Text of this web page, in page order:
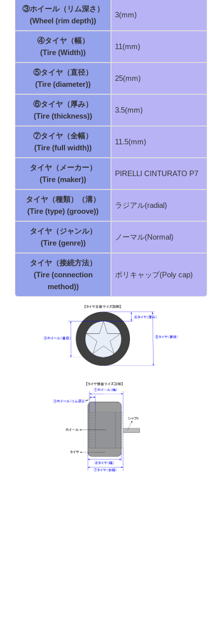
③ホイール（リム深さ）
(Wheel (rim depth))
3(mm)
④タイヤ（幅）
(Tire (Width))
11(mm)
⑤タイヤ（直径）
(Tire (diameter))
25(mm)
⑥タイヤ（厚み）
(Tire (thickness))
3.5(mm)
⑦タイヤ（全幅）
(Tire (full width))
11.5(mm)
タイヤ（メーカー）
(Tire (maker))
PIRELLI CINTURATO P7
タイヤ（種類）（溝）
(Tire (type) (groove))
ラジアル(radial)
タイヤ（ジャンル）
(Tire (genre))
ノーマル(Normal)
タイヤ（接続方法）
(Tire (connection
method))
ポリキャップ(Poly cap)